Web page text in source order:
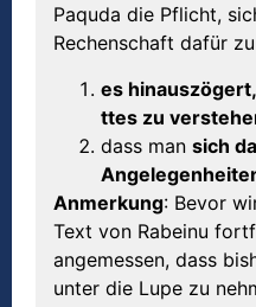
Paquda die Pflicht,
Rechenschaft dafür
es
ttes zu
dass man sich
Anmerkung: Bevor
Text von Rabeinu
angemessen, dass
unter die Lupe zu